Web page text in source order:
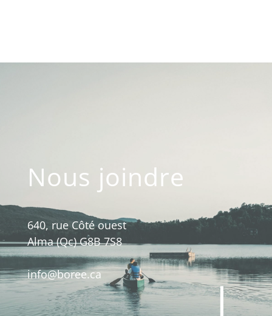
Nous joindre
640, rue Côté ouest
Alma (Qc) G8B 7S8
info@boree.ca